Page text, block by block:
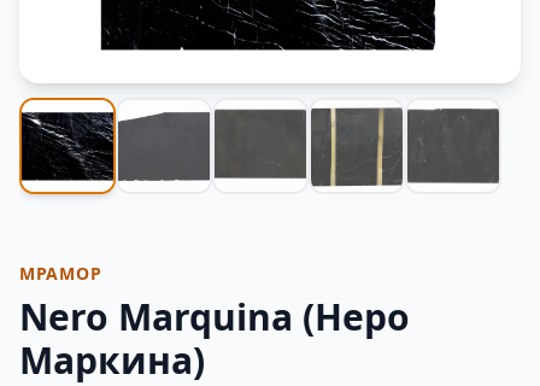
Фотогалерея
МРАМОР
Nero Marquina (Неро
Маркина)